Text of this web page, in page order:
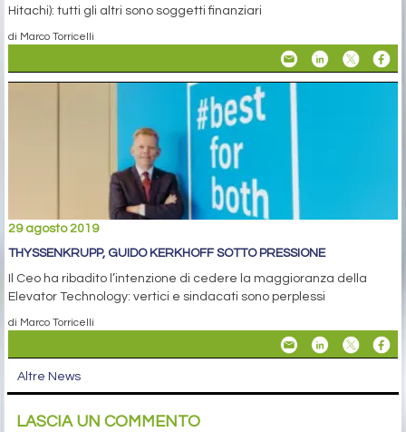
Hitachi): tutti gli altri sono soggetti finanziari
di Marco Torricelli
29 agosto 2019
THYSSENKRUPP, GUIDO KERKHOFF SOTTO PRESSIONE
Il Ceo ha ribadito l’intenzione di cedere la maggioranza della
Elevator Technology: vertici e sindacati sono perplessi
di Marco Torricelli
Altre News
LASCIA UN COMMENTO